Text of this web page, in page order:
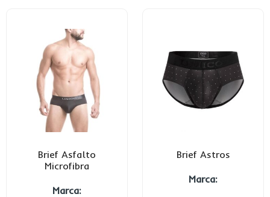
Brief Asfalto
Microfibra
Marca:
Brief Astros
Marca: